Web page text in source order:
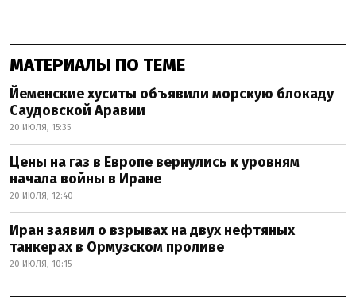
МАТЕРИАЛЫ ПО ТЕМЕ
Йеменские хуситы объявили морскую блокаду
Саудовской Аравии
20 ИЮЛЯ, 15:35
Цены на газ в Европе вернулись к уровням
начала войны в Иране
20 ИЮЛЯ, 12:40
Иран заявил о взрывах на двух нефтяных
танкерах в Ормузском проливе
20 ИЮЛЯ, 10:15